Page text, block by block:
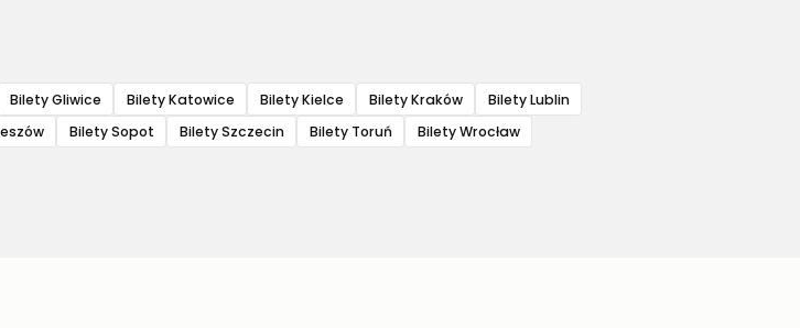
Bilety Gliwice Bilety Katowice Bilety Kielce Bilety Kraków
Bilety Lublin
Bilety Sopot Bilety Szczecin Bilety Toruń
Bilety Wrocław